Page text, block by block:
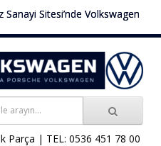
Sitesi’nde Volkswagen
| TEL: 0536 451 78 00